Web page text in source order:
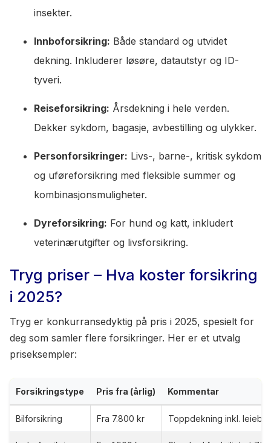
insekter.
Innboforsikring: Både standard og utvidet
dekning. Inkluderer løsøre, datautstyr og ID-
tyveri.
Reiseforsikring: Årsdekning i hele verden.
Dekker sykdom, bagasje, avbestilling og ulykker.
Personforsikringer: Livs-, barne-, kritisk sykdom
og uføreforsikring med fleksible summer og
kombinasjonsmuligheter.
Dyreforsikring: For hund og katt, inkludert
veterinærutgifter og livsforsikring.
Tryg priser – Hva koster forsikring
i 2025?
Tryg er konkurransedyktig på pris i 2025, spesielt for
deg som samler flere forsikringer. Her er et utvalg
priseksempler:
Forsikringstype Pris fra (årlig) Kommentar
Bilforsikring Fra 7.800 kr Toppdekning inkl. leiebil